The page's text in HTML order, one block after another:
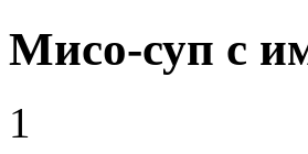
Мисо-суп с
1